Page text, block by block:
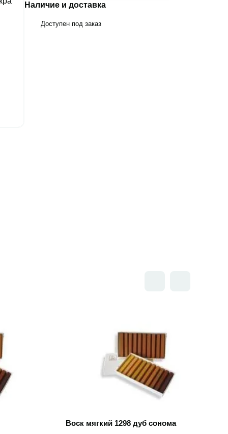
Наличие и доставка
Доступен под заказ
Воск мягкий 1298 дуб сонома